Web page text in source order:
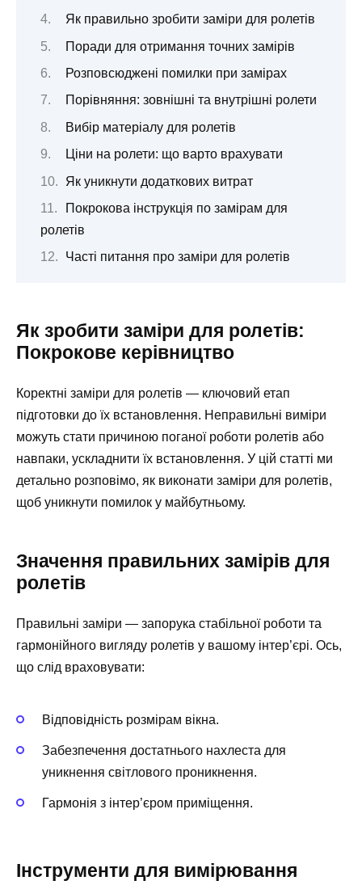
Як правильно зробити заміри для ролетів
Поради для отримання точних замірів
Розповсюджені помилки при замірах
Порівняння: зовнішні та внутрішні ролети
Вибір матеріалу для ролетів
Ціни на ролети: що варто врахувати
Як уникнути додаткових витрат
Покрокова інструкція по замірам для
ролетів
Часті питання про заміри для ролетів
Як зробити заміри для ролетів:
Покрокове керівництво
Коректні заміри для ролетів — ключовий етап
підготовки до їх встановлення. Неправильні виміри
можуть стати причиною поганої роботи ролетів або
навпаки, ускладнити їх встановлення. У цій статті ми
детально розповімо, як виконати заміри для ролетів,
щоб уникнути помилок у майбутньому.
Значення правильних замірів для
ролетів
Правильні заміри — запорука стабільної роботи та
гармонійного вигляду ролетів у вашому інтер’єрі. Ось,
що слід враховувати:
Відповідність розмірам вікна.
Забезпечення достатнього нахлеста для
уникнення світлового проникнення.
Гармонія з інтер’єром приміщення.
Інструменти для вимірювання